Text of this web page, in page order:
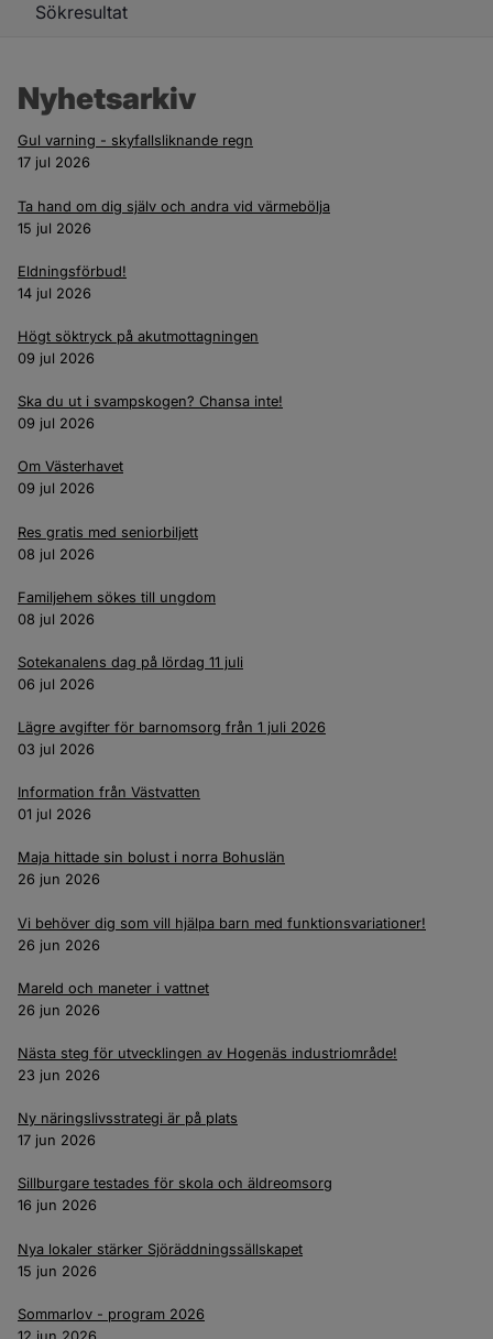
Sökresultat
Nyhetsarkiv
Gul varning - skyfallsliknande regn
17 jul 2026
Ta hand om dig själv och andra vid värmebölja
15 jul 2026
Eldningsförbud!
14 jul 2026
Högt söktryck på akutmottagningen
09 jul 2026
Ska du ut i svampskogen? Chansa inte!
09 jul 2026
Om Västerhavet
09 jul 2026
Res gratis med seniorbiljett
08 jul 2026
Familjehem sökes till ungdom
08 jul 2026
Sotekanalens dag på lördag 11 juli
06 jul 2026
Lägre avgifter för barnomsorg från 1 juli 2026
03 jul 2026
Information från Västvatten
01 jul 2026
Maja hittade sin bolust i norra Bohuslän
26 jun 2026
Vi behöver dig som vill hjälpa barn med funktionsvariationer!
26 jun 2026
Mareld och maneter i vattnet
26 jun 2026
Nästa steg för utvecklingen av Hogenäs industriområde!
23 jun 2026
Ny näringslivsstrategi är på plats
17 jun 2026
Sillburgare testades för skola och äldreomsorg
16 jun 2026
Nya lokaler stärker Sjöräddningssällskapet
15 jun 2026
Sommarlov - program 2026